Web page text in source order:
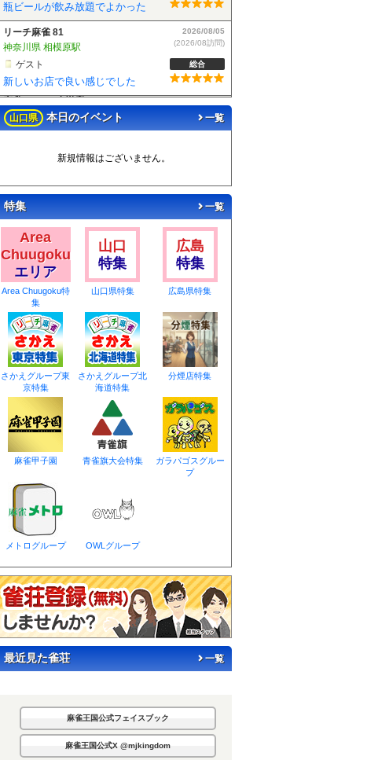
新しいお店で良い感じでした
麻雀BLAST 小岩店
東京都 小岩駅
ゲスト
2026/08/04
(2026/08訪問)
総合
山口県 本日のイベント 一覧
新規情報はございません。
特集 一覧
Area
Chuugoku
エリア
Area Chuugoku特
集
山口
特集
山口県特集
広島
特集
広島県特集
さかえグループ東
京特集
さかえグループ北
海道特集
分煙店特集
麻雀甲子園 青雀旗大会特集
ガラパゴスグルー
プ
メトログループ OWLグループ
最近見た雀荘 一覧
麻雀王国公式フェイスブック
麻雀王国公式X @mjkingdom